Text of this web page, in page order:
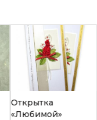
Открытка
«Любимой»